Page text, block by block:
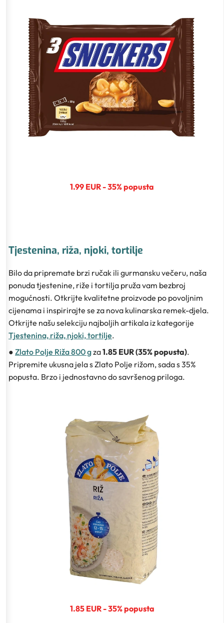
1.99 EUR - 35% popusta
Tjestenina, riža, njoki, tortilje
Bilo da pripremate brzi ručak ili gurmansku večeru, naša
ponuda tjestenine, riže i tortilja pruža vam bezbroj
mogućnosti. Otkrijte kvalitetne proizvode po povoljnim
cijenama i inspirirajte se za nova kulinarska remek-djela.
Otkrijte našu selekciju najboljih artikala iz kategorije
Tjestenina, riža, njoki, tortilje.
● Zlato Polje Riža 800 gza1.85 EUR (35% popusta).
Pripremite ukusna jela s Zlato Polje rižom, sada s 35%
popusta. Brzo i jednostavno do savršenog priloga.
1.85 EUR - 35% popusta